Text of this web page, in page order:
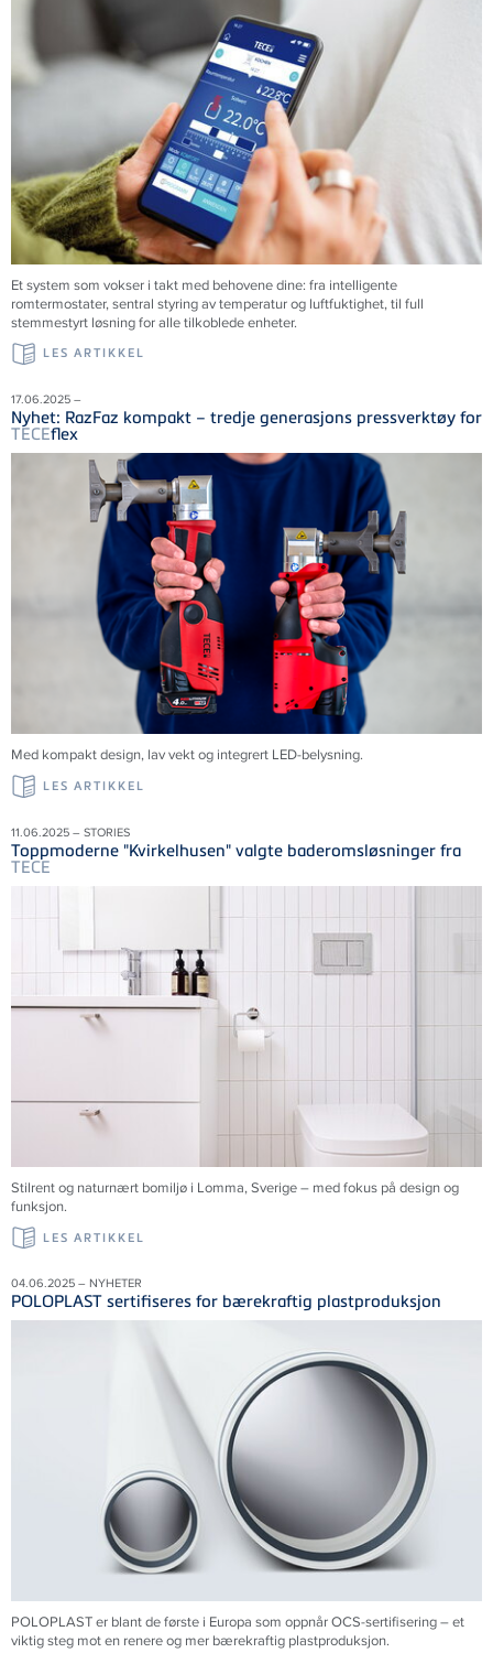
Et system som vokser i takt med behovene dine: fra intelligente
romtermostater, sentral styring av temperatur og luftfuktighet, til full
stemmestyrt løsning for alle tilkoblede enheter.
LES ARTIKKEL
17.06.2025 –
Nyhet: RazFaz kompakt – tredje generasjons pressverktøy for
TECEflex
Med kompakt design, lav vekt og integrert LED-belysning.
LES ARTIKKEL
11.06.2025 – STORIES
Toppmoderne "Kvirkelhusen" valgte baderomsløsninger fra
TECE
Stilrent og naturnært bomiljø i Lomma,Sverige– med fokus på design og
funksjon.
LES ARTIKKEL
04.06.2025 – NYHETER
POLOPLAST sertifiseres for bærekraftig plastproduksjon
POLOPLAST er blant de første i Europa som oppnår OCS-sertifisering – et
viktig steg mot en renere og mer bærekraftig plastproduksjon.